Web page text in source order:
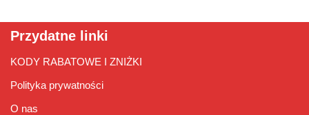
Przydatne linki
KODY RABATOWE I ZNIŻKI
Polityka prywatności
O nas